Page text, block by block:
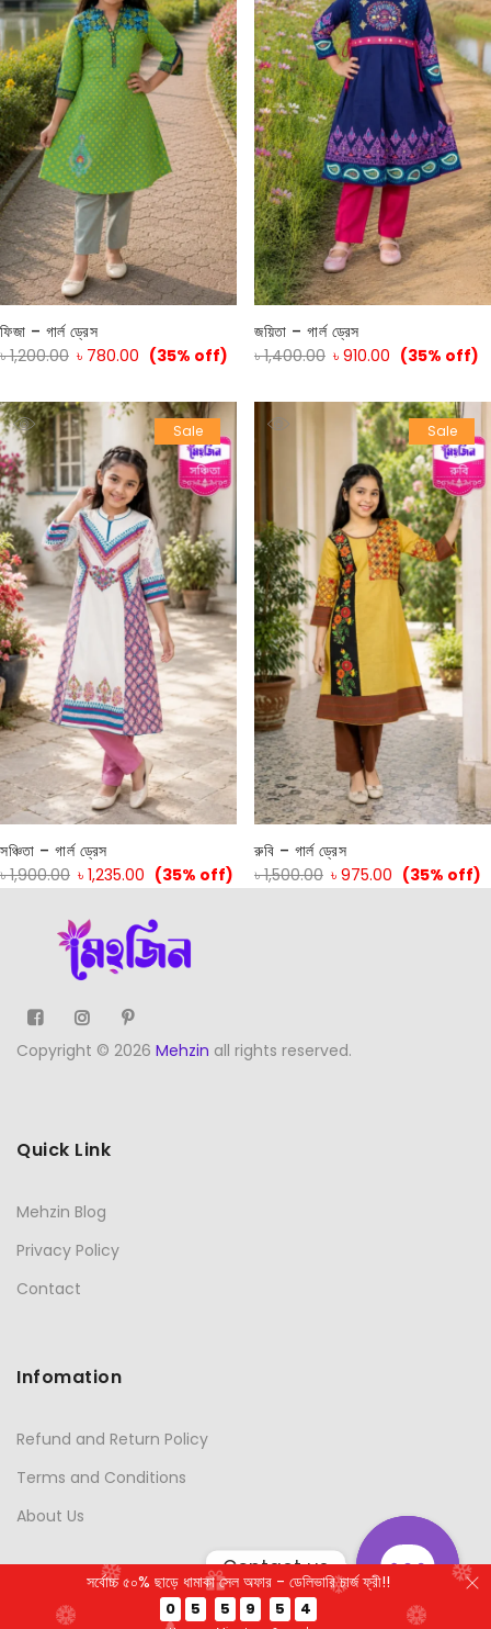
সর্বোচ্চ ৫০% ছাড়ে ধামাকা সেল অফার - ডেলিভারি চার্জ ফ্রী!!
0 5 5 9 5 3
ফিজা – গার্ল ড্রেস
৳1,200.00 ৳ 780.00 (35% off)
জয়িতা – গার্ল ড্রেস
৳1,400.00 ৳ 910.00 (35% off)
Sale
সঞ্চিতা – গার্ল ড্রেস
৳1,900.00 ৳ 1,235.00 (35% off)
Sale
রুবি – গার্ল ড্রেস
৳1,500.00 ৳ 975.00 (35% off)
Copyright © 2026 Mehzin all rights reserved.
Quick Link
Mehzin Blog
Privacy Policy
Contact
Infomation
Refund and Return Policy
Terms and Conditions
About Us
Contact us